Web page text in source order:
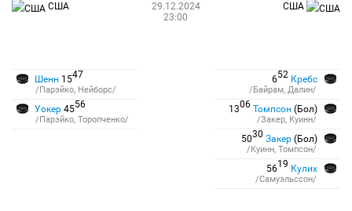
США
29.12.2024
23:00
США
Шенн 1547
/Парэйко, Нейборс/
Уокер 4556
/Парэйко, Торопченко/
652 Кребс
/Байрам, Далин/
1306 Томпсон (Бол)
/Закер, Куинн/
5030 Закер (Бол)
/Куинн, Томпсон/
5619 Кулих
/Самуэльссон/